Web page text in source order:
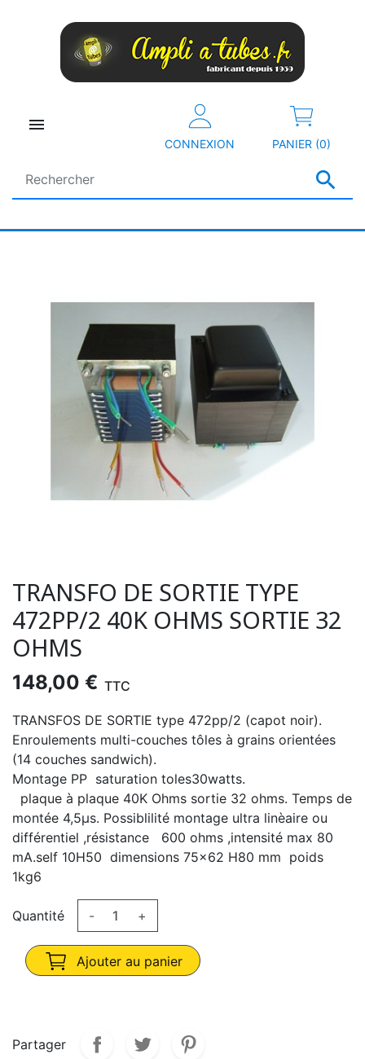


CONNEXION PANIER (0)
TRANSFO DE SORTIE TYPE
472PP/2 40K OHMS SORTIE 32
OHMS
148,00 € TTC
TRANSFOS DE SORTIE type 472pp/2 (capot noir).
Enroulements multi-couches tôles à grains orientées
(14 couches sandwich).
Montage PP saturation toles30watts.
plaque à plaque 40K Ohms sortie 32 ohms. Temps de
montée 4,5μs. Possiblilité montage ultra linèaire ou
différentiel ,résistance 600 ohms ,intensité max 80
mA.self 10H50 dimensions 75x62 H80 mm poids
1kg6
Quantité - +
Ajouter au panier
Partager